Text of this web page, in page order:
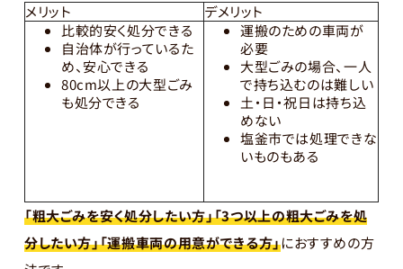
メリット
デメリット
比較的安く処分できる
自治体が行っているた
め、安心できる
80cm以上の大型ごみ
も処分できる
運搬のための車両が
必要
大型ごみの場合、一人
で持ち込むのは難しい
土・日・祝日は持ち込
めない
塩釜市では処理できな
いものもある
「粗大ごみを安く処分したい方」「3つ以上の粗大ごみを処
分したい方」「運搬車両の用意ができる方」におすすめの方